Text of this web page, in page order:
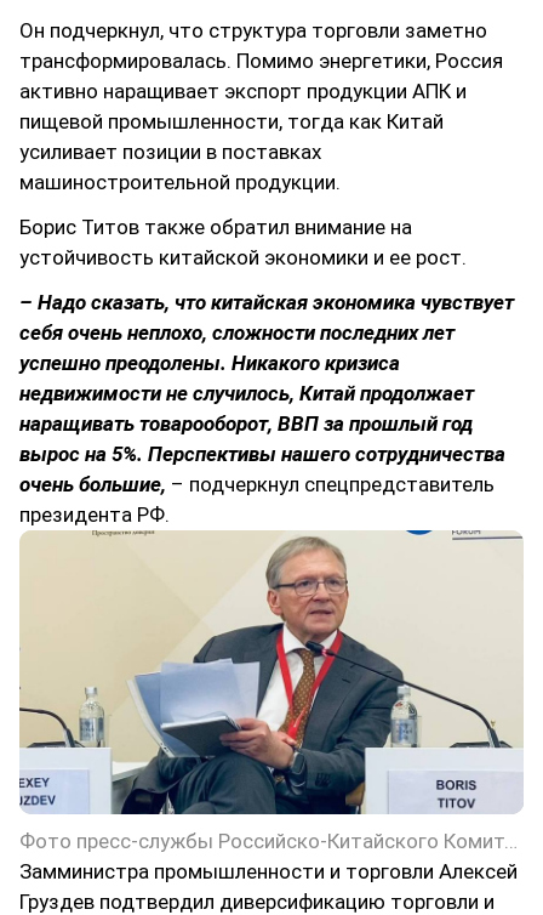
Он подчеркнул, что структура торговли заметно
трансформировалась. Помимо энергетики, Россия
активно наращивает экспорт продукции АПК и
пищевой промышленности, тогда как Китай
усиливает позиции в поставках
машиностроительной продукции.
Борис Титов также обратил внимание на
устойчивость китайской экономики и ее рост.
– Надо сказать, что китайская экономика чувствует
себя очень неплохо, сложности последних лет
успешно преодолены. Никакого кризиса
недвижимости не случилось, Китай продолжает
наращивать товарооборот, ВВП за прошлый год
вырос на 5%. Перспективы нашего сотрудничества
очень большие, – подчеркнул спецпредставитель
президента РФ.
Фото пресс-службы Российско-Китайского Комитета дружбы, мира и развития
Замминистра промышленности и торговли Алексей
Груздев подтвердил диверсификацию торговли и